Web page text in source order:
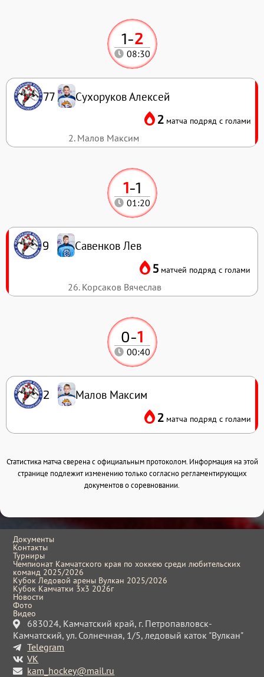
0-1
00:40
2 Малов Максим
2 матча подряд с голами
1-1
01:20
9 Савенков Лев
5 матчей подряд с голами
26. Корсаков Вячеслав
1-2
08:30
77 Сухоруков Алексей
2 матча подряд с голами
2. Малов Максим
Статистика матча сверена с официальным протоколом. Информация на этой
странице подлежит изменению только согласно регламентирующих
документов о соревновании.
Документы
Контакты
Турниры
Чемпионат Камчатского края по хоккею среди любительских
команд 2025/2026
Кубок Ледовой арены Вулкан 2025/2026
Кубок Камчатки 3x3 2026г
Новости
Фото
Видео
683024, Камчатский край, г. Петропавловск-
Камчатский, ул. Солнечная, 1/5, ледовый каток "Вулкан"
Telegram
VK
kam_hockey@mail.ru